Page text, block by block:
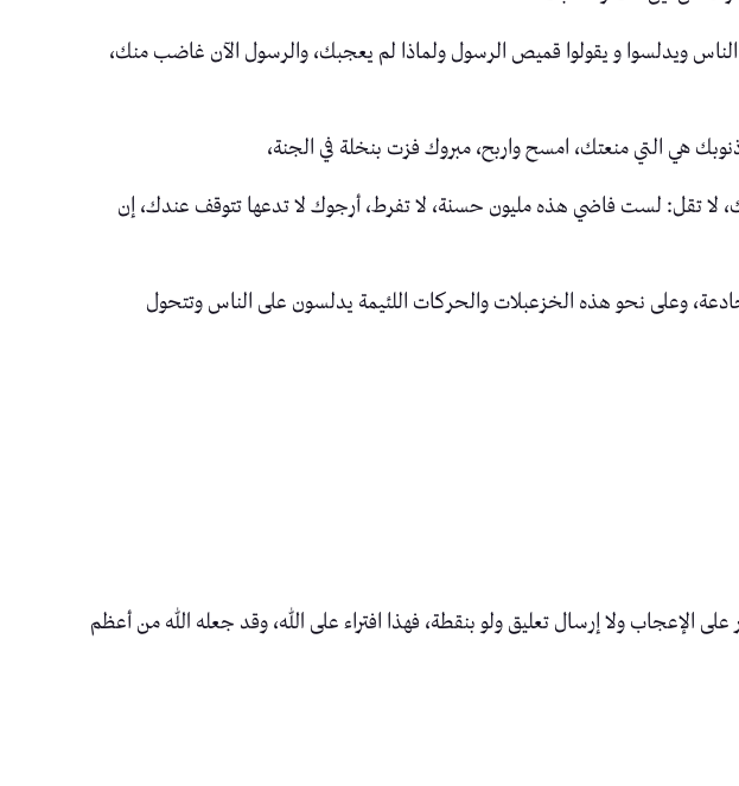
الناس ويدلسوا و يقولوا قميص الرسول ولماذا لم يعجبك، والرسول الآن غاضب منك،
هي التي منعتك، امسح واربح، مبروك فزت بنخلة في الجنة،
تقل: لست فاضي هذه مليون حسنة، لا تفرط، أرجوك لا تدعها تتوقف عندك، إن
وعلى نحو هذه الخزعبلات والحركات اللئيمة يدلسون على الناس وتتحول
الإعجاب ولا إرسال تعليق ولو بنقطة، فهذا افتراء على الله، وقد جعله الله من أعظم